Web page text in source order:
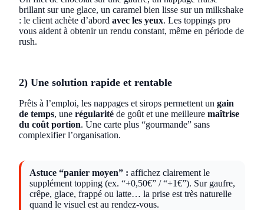
brillant sur une glace, un caramel bien lisse sur un milkshake
: le client achète d’abord avec les yeux. Les toppings pro
vous aident à obtenir un rendu constant, même en période de
rush.
2) Une solution rapide et rentable
Prêts à l’emploi, les nappages et sirops permettent un gain
de temps, une régularité de goût et une meilleure maîtrise
du coût portion. Une carte plus “gourmande” sans
complexifier l’organisation.
Astuce “panier moyen” : affichez clairement le
supplément topping (ex. “+0,50€” / “+1€”). Sur gaufre,
crêpe, glace, frappé ou latte… la prise est très naturelle
quand le visuel est au rendez-vous.